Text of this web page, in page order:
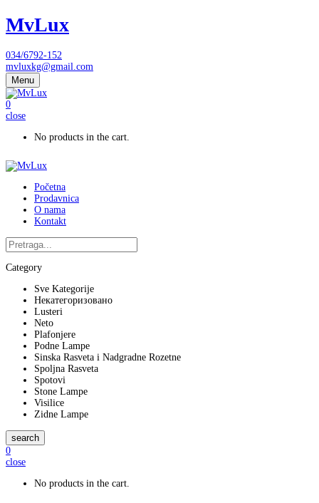
MvLux
034/6792-152
mvluxkg@gmail.com
Menu
0
close
No products in the cart.
Početna
Prodavnica
O nama
Kontakt
Category
Sve Kategorije
Некатегоризовано
Lusteri
Neto
Plafonjere
Podne Lampe
Sinska Rasveta i Nadgradne Rozetne
Spoljna Rasveta
Spotovi
Stone Lampe
Visilice
Zidne Lampe
search
0
close
No products in the cart.